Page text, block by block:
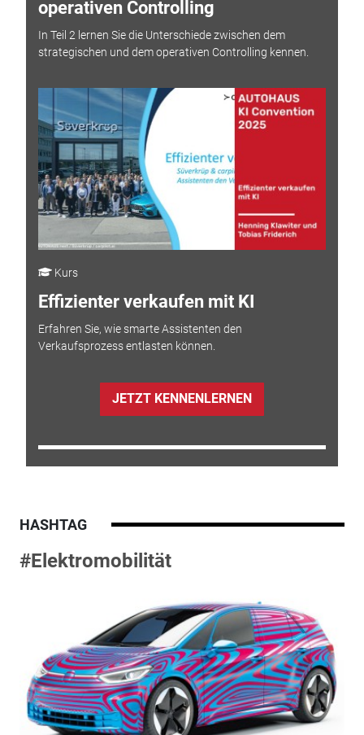
operativen Controlling
In Teil 2 lernen Sie die Unterschiede zwischen dem
strategischen und dem operativen Controlling kennen.
Kurs
Effizienter verkaufen mit KI
Erfahren Sie, wie smarte Assistenten den
Verkaufsprozess entlasten können.
JETZT KENNENLERNEN
HASHTAG
#Elektromobilität